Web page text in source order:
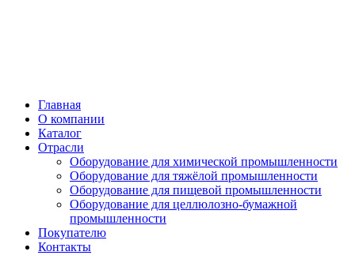
Главная
О компании
Каталог
Отрасли
Оборудование для химической промышленности
Оборудование для тяжёлой промышленности
Оборудование для пищевой промышленности
Оборудование для целлюлозно-бумажной
промышленности
Покупателю
Контакты